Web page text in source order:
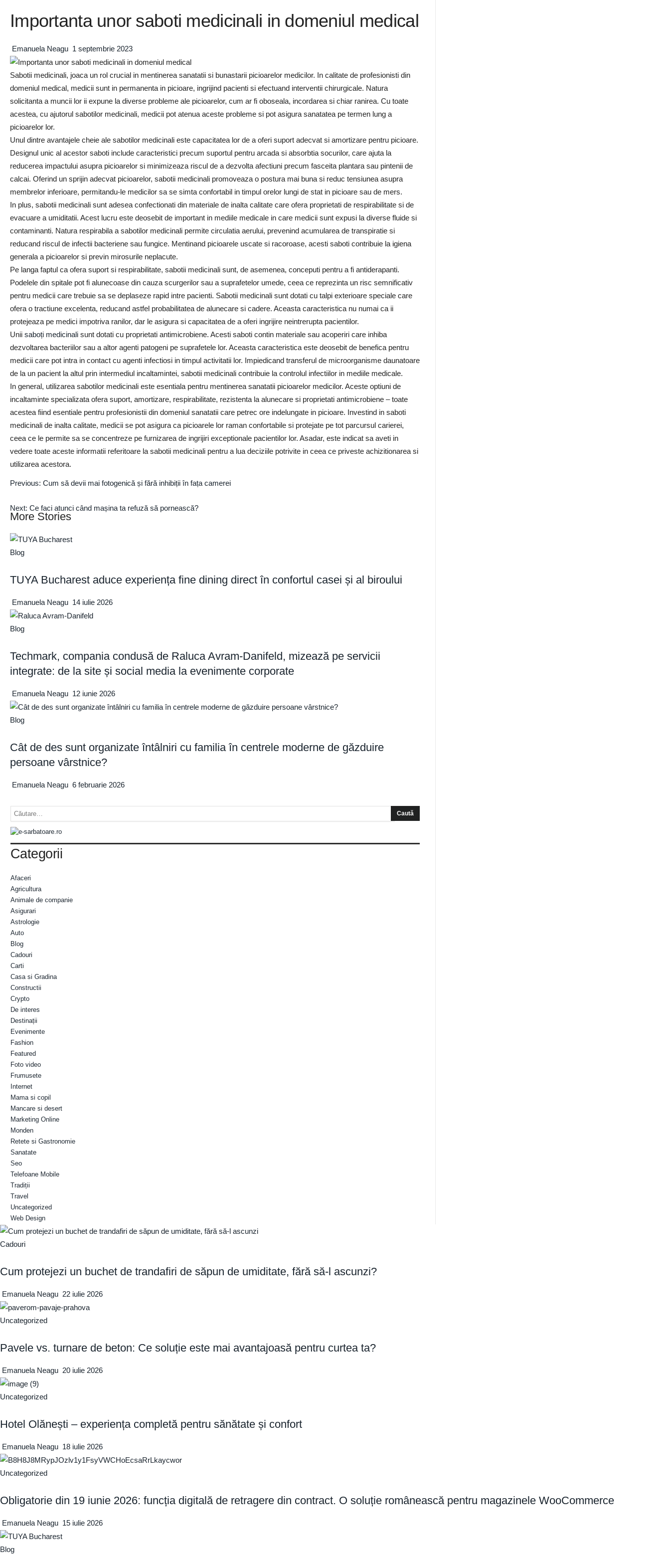
Importanta unor saboti medicinali in domeniul medical
Emanuela Neagu 1 septembrie 2023
Sabotii medicinali, joaca un rol crucial in mentinerea sanatatii si bunastarii picioarelor medicilor. In calitate de profesionisti din
domeniul medical, medicii sunt in permanenta in picioare, ingrijind pacienti si efectuand interventii chirurgicale. Natura
solicitanta a muncii lor ii expune la diverse probleme ale picioarelor, cum ar fi oboseala, incordarea si chiar ranirea. Cu toate
acestea, cu ajutorul sabotilor medicinali, medicii pot atenua aceste probleme si pot asigura sanatatea pe termen lung a
picioarelor lor.
Unul dintre avantajele cheie ale sabotilor medicinali este capacitatea lor de a oferi suport adecvat si amortizare pentru picioare.
Designul unic al acestor saboti include caracteristici precum suportul pentru arcada si absorbtia socurilor, care ajuta la
reducerea impactului asupra picioarelor si minimizeaza riscul de a dezvolta afectiuni precum fasceita plantara sau pintenii de
calcai. Oferind un sprijin adecvat picioarelor, sabotii medicinali promoveaza o postura mai buna si reduc tensiunea asupra
membrelor inferioare, permitandu-le medicilor sa se simta confortabil in timpul orelor lungi de stat in picioare sau de mers.
In plus, sabotii medicinali sunt adesea confectionati din materiale de inalta calitate care ofera proprietati de respirabilitate si de
evacuare a umiditatii. Acest lucru este deosebit de important in mediile medicale in care medicii sunt expusi la diverse fluide si
contaminanti. Natura respirabila a sabotilor medicinali permite circulatia aerului, prevenind acumularea de transpiratie si
reducand riscul de infectii bacteriene sau fungice. Mentinand picioarele uscate si racoroase, acesti saboti contribuie la igiena
generala a picioarelor si previn mirosurile neplacute.
Pe langa faptul ca ofera suport si respirabilitate, sabotii medicinali sunt, de asemenea, conceputi pentru a fi antiderapanti.
Podelele din spitale pot fi alunecoase din cauza scurgerilor sau a suprafetelor umede, ceea ce reprezinta un risc semnificativ
pentru medicii care trebuie sa se deplaseze rapid intre pacienti. Sabotii medicinali sunt dotati cu talpi exterioare speciale care
ofera o tractiune excelenta, reducand astfel probabilitatea de alunecare si cadere. Aceasta caracteristica nu numai ca ii
protejeaza pe medici impotriva ranilor, dar le asigura si capacitatea de a oferi ingrijire neintrerupta pacientilor.
Unii saboți medicinali sunt dotati cu proprietati antimicrobiene. Acesti saboti contin materiale sau acoperiri care inhiba
dezvoltarea bacteriilor sau a altor agenti patogeni pe suprafetele lor. Aceasta caracteristica este deosebit de benefica pentru
medicii care pot intra in contact cu agenti infectiosi in timpul activitatii lor. Impiedicand transferul de microorganisme daunatoare
de la un pacient la altul prin intermediul incaltamintei, sabotii medicinali contribuie la controlul infectiilor in mediile medicale.
In general, utilizarea sabotilor medicinali este esentiala pentru mentinerea sanatatii picioarelor medicilor. Aceste optiuni de
incaltaminte specializata ofera suport, amortizare, respirabilitate, rezistenta la alunecare si proprietati antimicrobiene – toate
acestea fiind esentiale pentru profesionistii din domeniul sanatatii care petrec ore indelungate in picioare. Investind in saboti
medicinali de inalta calitate, medicii se pot asigura ca picioarele lor raman confortabile si protejate pe tot parcursul carierei,
ceea ce le permite sa se concentreze pe furnizarea de ingrijiri exceptionale pacientilor lor. Asadar, este indicat sa aveti in
vedere toate aceste informatii referitoare la sabotii medicinali pentru a lua deciziile potrivite in ceea ce priveste achizitionarea si
utilizarea acestora.
Previous: Cum să devii mai fotogenică și fără inhibiții în fața camerei
Next: Ce faci atunci când mașina ta refuză să pornească?
More Stories
Blog
TUYA Bucharest aduce experiența fine dining direct în confortul casei și al biroului
Emanuela Neagu 14 iulie 2026
Blog
Techmark, compania condusă de Raluca Avram-Danifeld, mizează pe servicii
integrate: de la site și social media la evenimente corporate
Emanuela Neagu 12 iunie 2026
Blog
Cât de des sunt organizate întâlniri cu familia în centrele moderne de găzduire
persoane vârstnice?
Emanuela Neagu 6 februarie 2026
Categorii
Afaceri
Agricultura
Animale de companie
Asigurari
Astrologie
Auto
Blog
Cadouri
Carti
Casa si Gradina
Constructii
Crypto
De interes
Destinații
Evenimente
Fashion
Featured
Foto video
Frumusete
Internet
Mama si copil
Mancare si desert
Marketing Online
Monden
Retete si Gastronomie
Sanatate
Seo
Telefoane Mobile
Tradiții
Travel
Uncategorized
Web Design
Cadouri
Cum protejezi un buchet de trandafiri de săpun de umiditate, fără să-l ascunzi?
Emanuela Neagu 22 iulie 2026
Uncategorized
Pavele vs. turnare de beton: Ce soluție este mai avantajoasă pentru curtea ta?
Emanuela Neagu 20 iulie 2026
Uncategorized
Hotel Olănești – experiența completă pentru sănătate și confort
Emanuela Neagu 18 iulie 2026
Uncategorized
Obligatorie din 19 iunie 2026: funcția digitală de retragere din contract. O soluție românească pentru magazinele WooCommerce
Emanuela Neagu 15 iulie 2026
Blog